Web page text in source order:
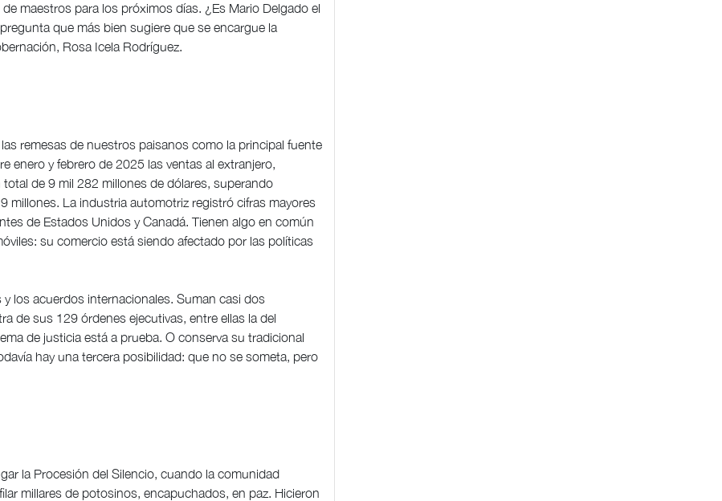
maestros para los próximos días. ¿Es Mario Delgado el
que más bien sugiere que se encargue la
Rosa Icela Rodríguez.
remesas de nuestros paisanos como la principal fuente
enero y febrero de 2025 las ventas al extranjero,
de 9 mil 282 millones de dólares, superando
millones. La industria automotriz registró cifras mayores
de Estados Unidos y Canadá. Tienen algo en común
su comercio está siendo afectado por las políticas
los acuerdos internacionales. Suman casi dos
de sus 129 órdenes ejecutivas, entre ellas la del
de justicia está a prueba. O conserva su tradicional
hay una tercera posibilidad: que no se someta, pero
la Procesión del Silencio, cuando la comunidad
millares de potosinos, encapuchados, en paz. Hicieron